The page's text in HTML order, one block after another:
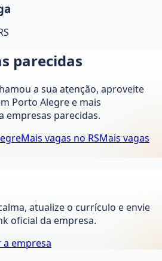
parecidas
a sua atenção, aproveite
Porto Alegree mais
empresas parecidas.
Mais vagas no RSMais vagas
atualize o currículo e envie
oficial da empresa.
a empresa